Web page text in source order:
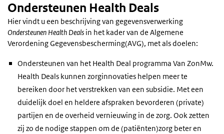
Ondersteunen Health Deals
Hier vindt u een beschrijving van gegevensverwerking
Ondersteunen Health Deals in het kader van de Algemene
Verordening Gegevensbescherming(AVG), met als doelen:
Ondersteunen van het Health Deal programma Van ZonMw.
Health Deals kunnen zorginnovaties helpen meer te
bereiken door het verstrekken van een subsidie. Met een
duidelijk doel en heldere afspraken bevorderen (private)
partijen en de overheid vernieuwing in de zorg. Ook zetten
zij zo de nodige stappen om de (patiënten)zorg beter en